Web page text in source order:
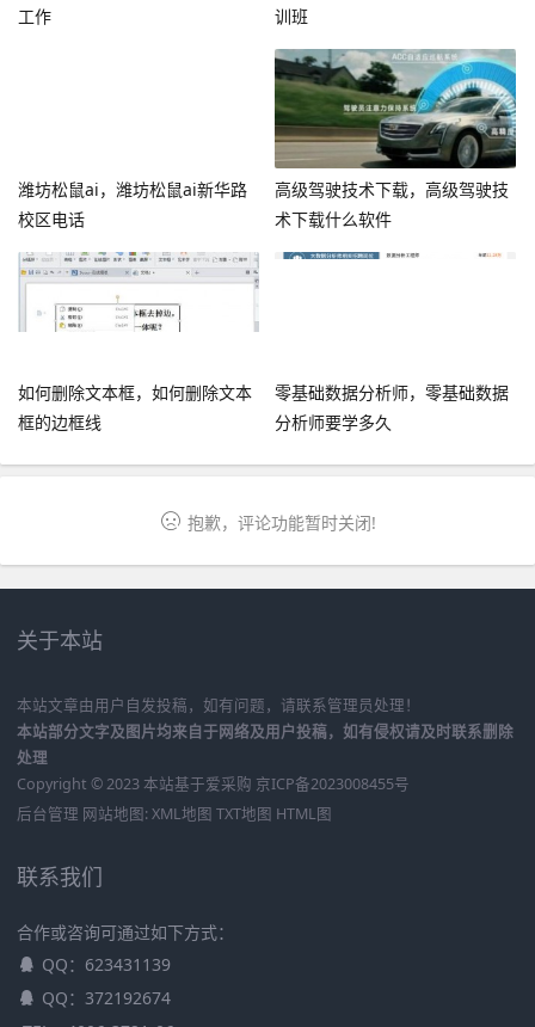
工作
训班
潍坊松鼠ai，潍坊松鼠ai新华路
校区电话
高级驾驶技术下载，高级驾驶技
术下载什么软件
如何删除文本框，如何删除文本
框的边框线
零基础数据分析师，零基础数据
分析师要学多久
抱歉，评论功能暂时关闭!
关于本站
本站文章由用户自发投稿，如有问题，请联系管理员处理！
本站部分文字及图片均来自于网络及用户投稿，如有侵权请及时联系删除
处理
Copyright © 2023 本站基于爱采购 京ICP备2023008455号
后台管理 网站地图: XML地图 TXT地图 HTML图
联系我们
合作或咨询可通过如下方式：
QQ：623431139
QQ：372192674